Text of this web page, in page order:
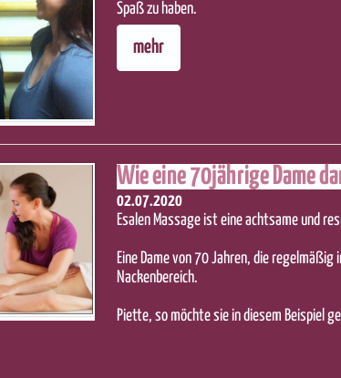
Spaß zu haben.
mehr
Wie eine 70jährige Dame
02.07.2020
Esalen Massage ist eine achtsame und
Eine Dame von 70 Jahren, die
Nackenbereich.
Piette, so möchte sie in diesem Beispiel